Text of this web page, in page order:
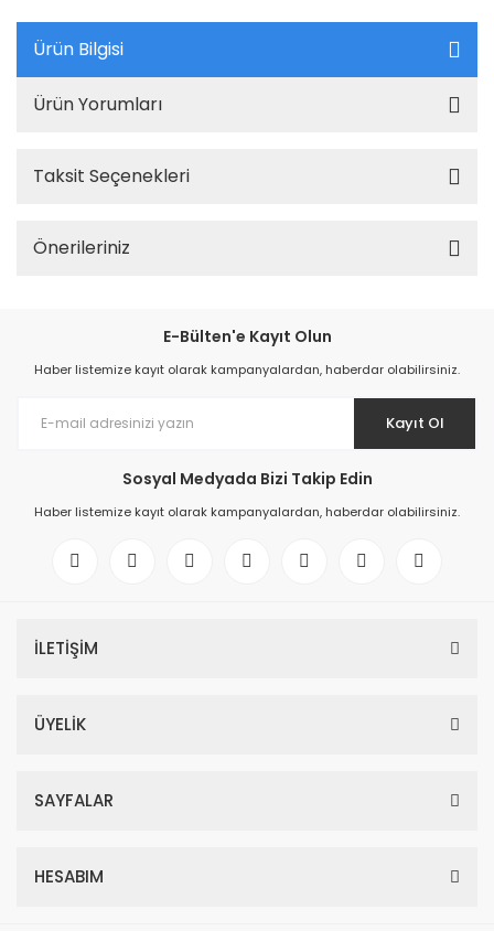
Ürün Bilgisi
Ürün Yorumları
Taksit Seçenekleri
Önerileriniz
E-Bülten'e Kayıt Olun
Haber listemize kayıt olarak kampanyalardan, haberdar olabilirsiniz.
Kayıt Ol
Sosyal Medyada Bizi Takip Edin
Haber listemize kayıt olarak kampanyalardan, haberdar olabilirsiniz.
İLETİŞİM
ÜYELİK
SAYFALAR
HESABIM